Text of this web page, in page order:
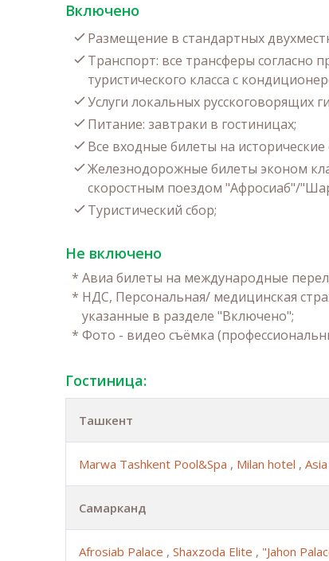
Включено
Размещение в стандартных
Транспорт: все трансферы согласно
туристического класса с
Услуги локальных русскоговорящих
Питание: завтраки в гостиницах;
Все входные билеты на
Железнодорожные билеты эконом
скоростным поездом "Афросиаб"/
Туристический сбор;
Не включено
* Авиа билеты на международные
* НДС, Персональная/ медицинская
указанные в разделе "Включено";
* Фото - видео съёмка
Гостиница:
Ташкент
Marwa Tashkent Pool&Spa , Milan hotel ,
Самарканд
Afrosiab Palace , Shaxzoda Elite , "Jahon